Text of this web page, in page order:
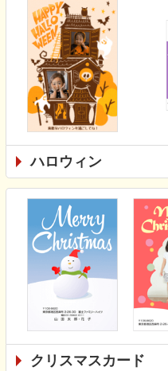
ハロウィン
クリスマスカード